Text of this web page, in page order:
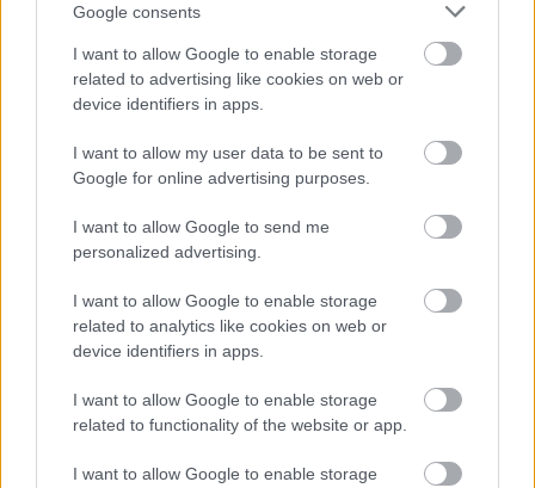
Google consents
I want to allow Google to enable storage
related to advertising like cookies on web or
device identifiers in apps.
I want to allow my user data to be sent to
Google for online advertising purposes.
I want to allow Google to send me
personalized advertising.
I want to allow Google to enable storage
related to analytics like cookies on web or
device identifiers in apps.
I want to allow Google to enable storage
related to functionality of the website or app.
I want to allow Google to enable storage